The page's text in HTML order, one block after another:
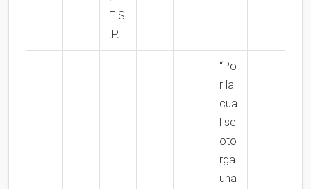
E.S
.P.
“Po
r la
cua
l se
oto
rga
una